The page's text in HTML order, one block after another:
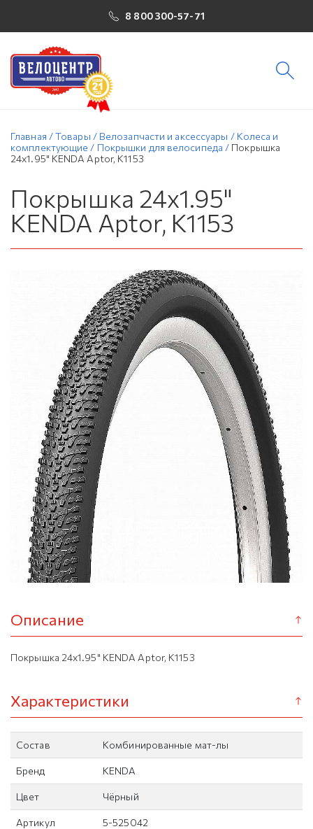
8 800 300-57-71
Главная /Товары / Велозапчасти и аксессуары / Колеса и
комплектующие / Покрышки для велосипеда / Покрышка
24x1.95" KENDA Aptor, K1153
Покрышка 24x1.95"
KENDA Aptor, K1153
Описание
Покрышка 24x1.95" KENDA Aptor, K1153
Характеристики
Состав Комбинированные мат-лы
Бренд KENDA
Цвет Чёрный
Артикул 5-525042